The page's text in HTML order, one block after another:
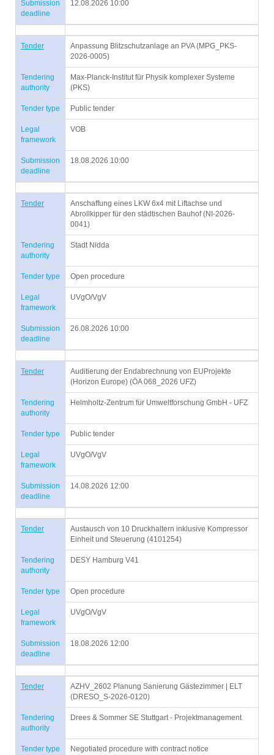
Submission
deadline
12.08.2026 10:00
Tender
Anpassung Blitzschutzanlage an PVA (MPG_PKS-
2026-0005)
Tendering
authority
Max-Planck-Institut für Physik komplexer Systeme
(PKS)
Tender type Public tender
Legal
framework
VOB
Submission
deadline
18.08.2026 10:00
Tender
Anschaffung eines LKW 6x4 mit Liftachse und
Abrollkipper für den städtischen Bauhof (NI-2026-
0041)
Tendering
authority
Stadt Nidda
Tender type Open procedure
Legal
framework
UVgO/VgV
Submission
deadline
26.08.2026 10:00
Tender
Auditierung der Endabrechnung von EUProjekte
(Horizon Europe) (ÖA 068_2026 UFZ)
Tendering
authority
Helmholtz-Zentrum für Umweltforschung GmbH - UFZ
Tender type Public tender
Legal
framework
UVgO/VgV
Submission
deadline
14.08.2026 12:00
Tender
Austausch von 10 Druckhaltern inklusive Kompressor
Einheit und Steuerung (4101254)
Tendering
authority
DESY Hamburg V41
Tender type Open procedure
Legal
framework
UVgO/VgV
Submission
deadline
18.08.2026 12:00
Tender
AZHV_2602 Planung Sanierung Gästezimmer | ELT
(DRESO_S-2026-0120)
Tendering
authority
Drees & Sommer SE Stuttgart - Projektmanagement
Tender type Negotiated procedure with contract notice